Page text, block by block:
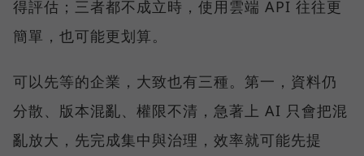
得評估；三者都不成立時，使用雲端 API 往往更
簡單，也可能更划算。
可以先等的企業，大致也有三種。第一，資料仍
分散、版本混亂、權限不清，急著上 AI 只會把混
亂放大，先完成集中與治理，效率就可能先提